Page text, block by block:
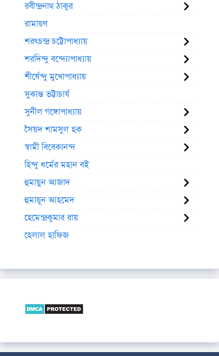
রবীন্দ্রনাথ ঠাকুর
রামায়ণ
শরৎচন্দ্র চট্টোপাধ্যায়
শরদিন্দু বন্দ্যোপাধ্যায়
শীর্ষেন্দু মুখোপাধ্যায়
সুকান্ত ভট্টাচার্য
সুনীল গঙ্গোপাধ্যায়
সৈয়দ শামসুল হক
স্বামী বিবেকানন্দ
হিন্দু ধর্মের মহান বই
হুমায়ুন আজাদ
হুমায়ূন আহমেদ
হেমেন্দ্রকুমার রায়
হেলাল হাফিজ